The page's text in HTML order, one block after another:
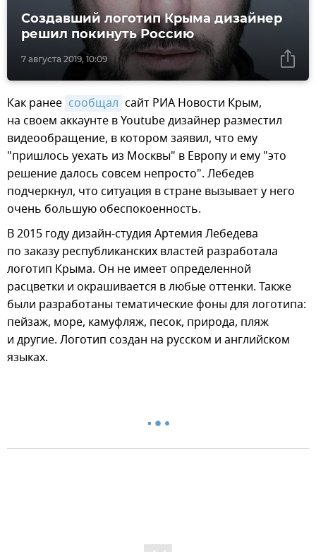
7 августа 2019, 10:09
Создавший логотип Крыма дизайнер
решил покинуть Россию
Как ранее сообщал сайт РИА Новости Крым,
на своем аккаунте в Youtube дизайнер разместил
видеообращение, в котором заявил, что ему
"пришлось уехать из Москвы" в Европу и ему "это
решение далось совсем непросто". Лебедев
подчеркнул, что ситуация в стране вызывает у него
очень большую обеспокоенность.
В 2015 году дизайн-студия Артемия Лебедева
по заказу республиканских властей разработала
логотип Крыма. Он не имеет определенной
расцветки и окрашивается в любые оттенки. Также
были разработаны тематические фоны для логотипа:
пейзаж, море, камуфляж, песок, природа, пляж
и другие. Логотип создан на русском и английском
языках.